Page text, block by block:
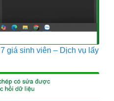
giá sinh viên – Dịch vụ lấy